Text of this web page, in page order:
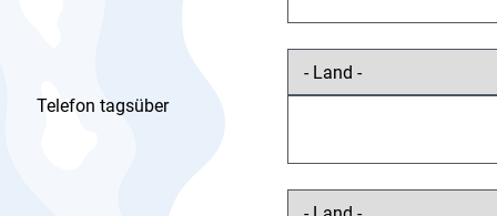
Telefon tagsüber